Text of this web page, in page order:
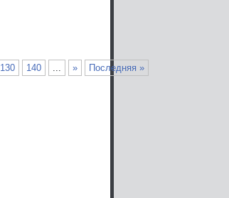
130 140 ... » Последняя »